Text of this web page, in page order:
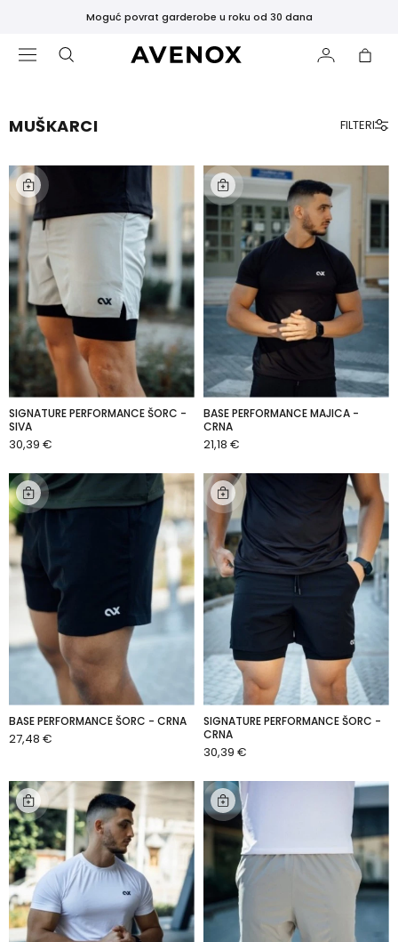
Moguć povrat garderobe u roku od 30 dana
ISTAKNUTO
Novi
proizvodi
Najprodavanije
Crne
Tajice
ODJEĆA
MUŠKARCI FILTERI
SIGNATURE PERFORMANCE ŠORC -
SIVA
30,39 €
BASE PERFORMANCE MAJICA -
CRNA
21,18 €
BASE PERFORMANCE ŠORC - CRNA
27,48 €
SIGNATURE PERFORMANCE ŠORC -
CRNA
30,39 €